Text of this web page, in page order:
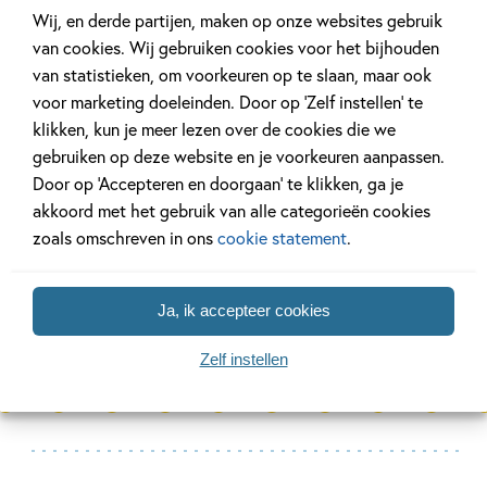
Wij, en derde partijen, maken op onze websites gebruik
van cookies. Wij gebruiken cookies voor het bijhouden
van statistieken, om voorkeuren op te slaan, maar ook
voor marketing doeleinden. Door op ‘Zelf instellen’ te
klikken, kun je meer lezen over de cookies die we
gebruiken op deze website en je voorkeuren aanpassen.
Door op ‘Accepteren en doorgaan’ te klikken, ga je
akkoord met het gebruik van alle categorieën cookies
zoals omschreven in onscookie statement.
Ja, ik accepteer cookies
Zelf instellen
Kenmerken van dit boek
9 – 12 jaar
20 APRIL 2026
Oplossing ‘De schaduwroof’
puzzel!
27 FEBRUARI 2026
Ons
regent ganzen’
Bekijk alle artikelen